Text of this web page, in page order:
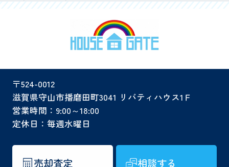
〒524-0012
滋賀県守山市播磨田町3041 リバティハウス1Ｆ
営業時間：9:00～18:00
定休日：毎週水曜日
売却査定 相談する